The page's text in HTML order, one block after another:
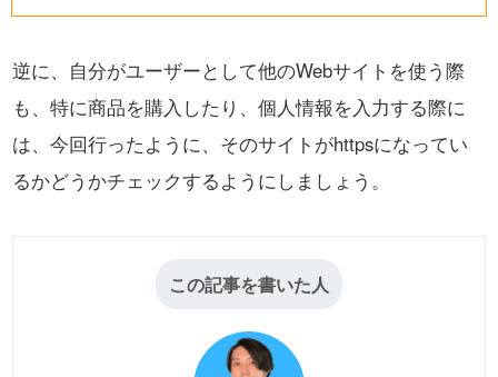
逆に、自分がユーザーとして他のWebサイトを使う際
も、特に商品を購入したり、個人情報を入力する際に
は、 今回行ったように、そのサイトがhttpsになってい
るかどうかチェックするようにしましょう。
この記事を書いた人